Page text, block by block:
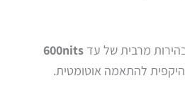
מרבית של עד 600nits
להתאמה אוטומטית.